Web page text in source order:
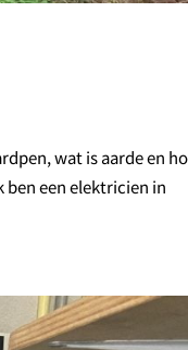
wat is aarde en
ben een elektricien in